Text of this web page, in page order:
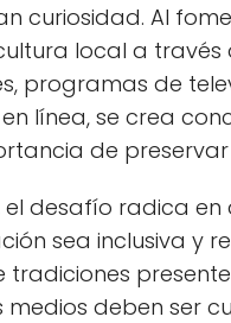
curiosidad. Al
local a través
programas de
línea, se crea
de preservar
el desafío radica en
sea inclusiva y
tradiciones
medios deben ser